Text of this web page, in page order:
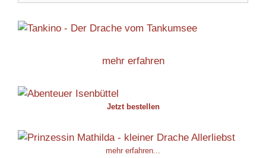
mehr erfahren
Jetzt bestellen
mehr erfahren...